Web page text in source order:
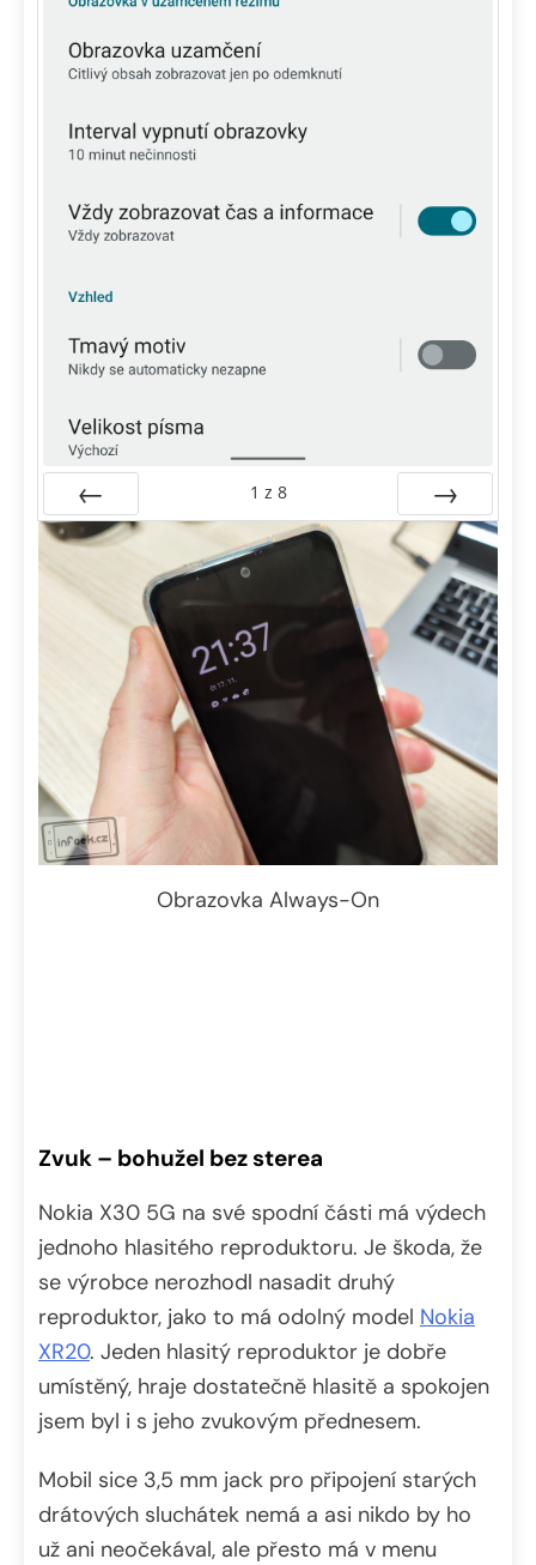
Předchozí
1 z 8
Další
Obrazovka Always-On
Zvuk – bohužel bez sterea
Nokia X30 5G na své spodní části má výdech
jednoho hlasitého reproduktoru. Je škoda, že
se výrobce nerozhodl nasadit druhý
reproduktor, jako to má odolný model Nokia
XR20. Jeden hlasitý reproduktor je dobře
umístěný, hraje dostatečně hlasitě a spokojen
jsem byl i s jeho zvukovým přednesem.
Mobil sice 3,5 mm jack pro připojení starých
drátových sluchátek nemá a asi nikdo by ho
už ani neočekával, ale přesto má v menu